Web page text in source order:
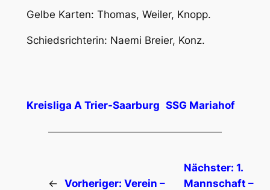
Gelbe Karten: Thomas, Weiler, Knopp.
Schiedsrichterin: Naemi Breier, Konz.
Kreisliga A Trier-Saarburg SSG Mariahof
← Vorheriger: Verein –
Nächster: 1.
Mannschaft –